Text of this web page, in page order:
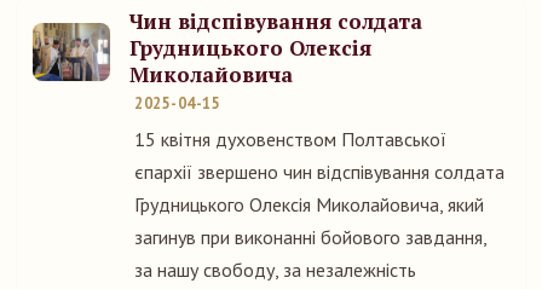
Чин відспівування солдата
Грудницького Олексія
Миколайовича
2025-04-15
15 квітня духовенством Полтавської
єпархії звершено чин відспівування солдата
Грудницького Олексія Миколайовича, який
загинув при виконанні бойового завдання,
за нашу свободу, за незалежність